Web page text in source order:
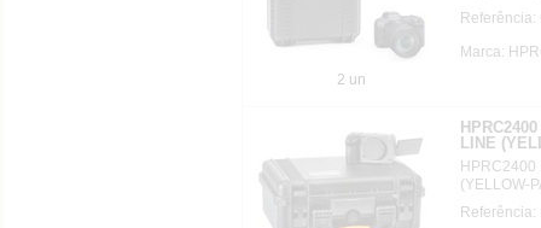
2 un
Marca:
LINE
HPRC2400
(YELLOW-